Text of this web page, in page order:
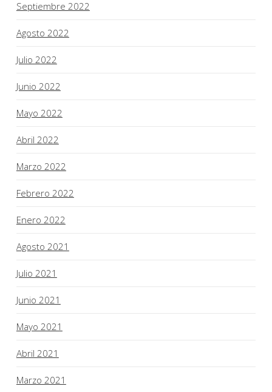
Septiembre 2022
Agosto 2022
Julio 2022
Junio 2022
Mayo 2022
Abril 2022
Marzo 2022
Febrero 2022
Enero 2022
Agosto 2021
Julio 2021
Junio 2021
Mayo 2021
Abril 2021
Marzo 2021